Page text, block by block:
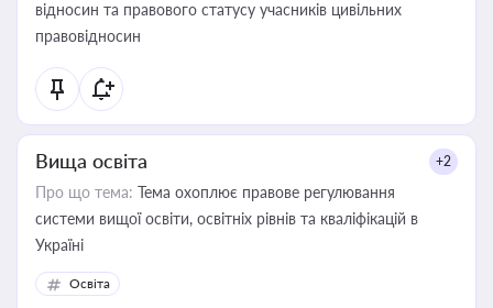
відносин та правового статусу учасників цивільних
правовідносин
Вища освіта +2
Про що тема: Тема охоплює правове регулювання
системи вищої освіти, освітніх рівнів та кваліфікацій в
Україні
Освіта